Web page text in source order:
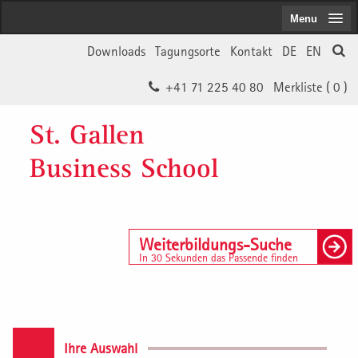
EN
DE
Kontakt
Tagungsorte
Downloads
Merkliste ( 0 )
+41 71 225 40 80
St. Gallen
Business School
Weiterbildungs-Suche
In 30 Sekunden das Passende finden
Menu
Ihre Auswahl